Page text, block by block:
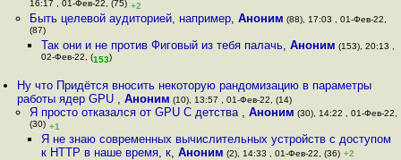
16:17 , 01-Фев-22, (75) +2
Быть целевой аудиторией, например, Аноним (88), 17:03 , 01-Фев-22,
(87)
Так они и не против Фиговый из тебя палачь, Аноним (153), 20:13 ,
02-Фев-22, (153)
Ну что Придётся вносить некоторую рандомизацию в параметры
работы ядер GPU ,Аноним (10), 13:57 , 01-Фев-22, (14)
Я просто отказался от GPU С детства , Аноним (30), 14:22 , 01-Фев-22,
(30) +1
Я не знаю современных вычислительных устройств с доступом
к HTTP в наше время, к, Аноним (2), 14:33 , 01-Фев-22, (36) +2